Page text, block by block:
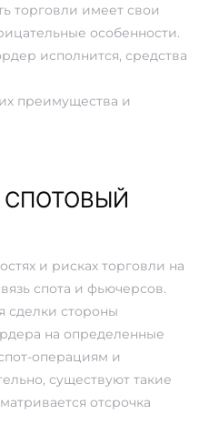
торговли имеет свои
особенности.
исполнится, средства
преимущества и
СПОТОВЫЙ
и рисках торговли на
спота и фьючерсов.
сделки стороны
на определенные
операциям и
существуют такие
отсрочка